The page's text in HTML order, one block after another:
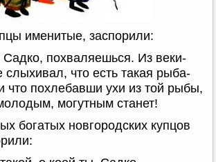
именитые, заспорили:
похваляешься. Из веки-
слыхивал, что есть такая рыба-
что похлебавши ухи из той рыбы,
могутным станет!
богатых новгородских купцов